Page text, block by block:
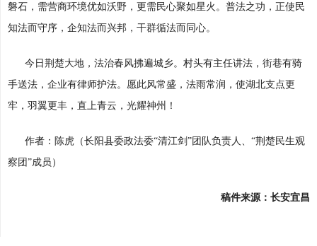
磐石，需营商环境优如沃野，更需民心聚如星火。普法之功，正使民
知法而守序，企知法而兴邦，干群循法而同心。
今日荆楚大地，法治春风拂遍城乡。村头有主任讲法，街巷有骑
手送法，企业有律师护法。愿此风常盛，法雨常润，使湖北支点更
牢，羽翼更丰，直上青云，光耀神州！
作者：陈虎（长阳县委政法委“清江剑”团队负责人、“荆楚民生观
察团”成员）
稿件来源：长安宜昌